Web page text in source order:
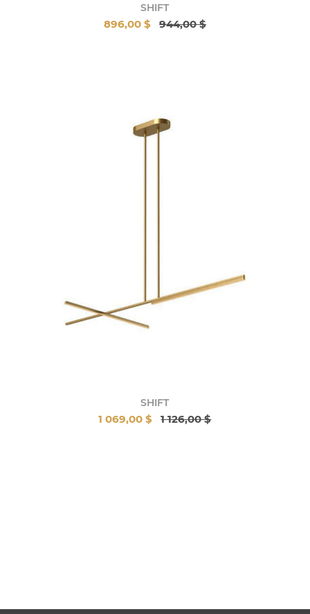
SHIFT
896,00 $ 944,00 $
SHIFT
1 069,00 $ 1 126,00 $